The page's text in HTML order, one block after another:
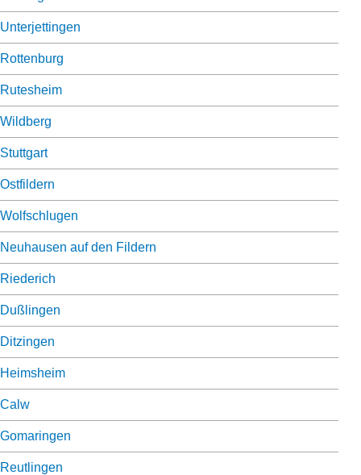
Unterjettingen
Rottenburg
Rutesheim
Wildberg
Stuttgart
Ostfildern
Wolfschlugen
Neuhausen auf den Fildern
Riederich
Dußlingen
Ditzingen
Heimsheim
Calw
Gomaringen
Reutlingen